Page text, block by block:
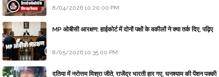
8/04/2026 10:20:00 PM
MP ओबीसी आरक्षण: हाईकोर्ट में दोनों पक्षों के वकीलों ने क्या तर्क दिए, पढ़िए
8/05/2026 10:35:00 PM
दतिया में नरोत्तम मिश्रा जीते, राजेंद्र भारती हार गए, घनश्याम की पेंशन पक्की